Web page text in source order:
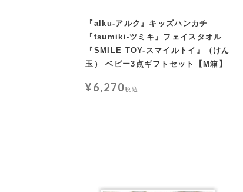
『alku-アルク』キッズハンカチ
『tsumiki-ツミキ』フェイスタオル
『SMILE TOY-スマイルトイ』（けん
玉） ベビー3点ギフトセット【M箱】
¥6,270税込